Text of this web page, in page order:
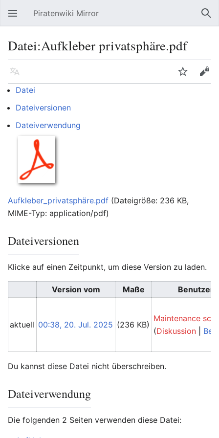
Hauptmenü öffnen Piratenwiki Mirror
Datei:Aufkleber privatsphäre.pdf
Sprache Beobachten
Bearbeiten
Datei
Dateiversionen
Dateiverwendung
Aufkleber_privatsphäre.pdf (Dateigröße: 236 KB,
MIME-Typ: application/pdf)
Dateiversionen
Klicke auf einen Zeitpunkt, um diese Version zu laden.
Version vom Maße Benutzer
aktuell 00:38, 20. Jul. 2025 (236 KB)
Maintenance
(Diskussion
Du kannst diese Datei nicht überschreiben.
Dateiverwendung
Die folgenden 2 Seiten verwenden diese Datei: